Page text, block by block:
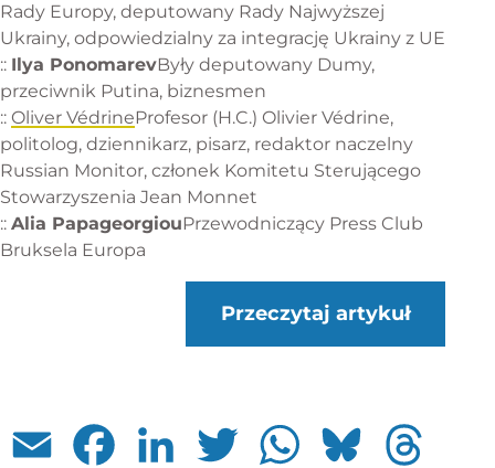
Rady Europy, deputowany Rady Najwyższej
Ukrainy, odpowiedzialny za integrację Ukrainy z UE
:: Ilya PonomarevByły deputowany Dumy,
przeciwnik Putina, biznesmen
:: Oliver VédrineProfesor (H.C.) Olivier Védrine,
politolog, dziennikarz, pisarz, redaktor naczelny
Russian Monitor, członek Komitetu Sterującego
Stowarzyszenia Jean Monnet
:: Alia PapageorgiouPrzewodniczący Press Club
Bruksela Europa
Przeczytaj artykuł
Email Facebook LinkedIn Twitter WhatsApp Bluesky